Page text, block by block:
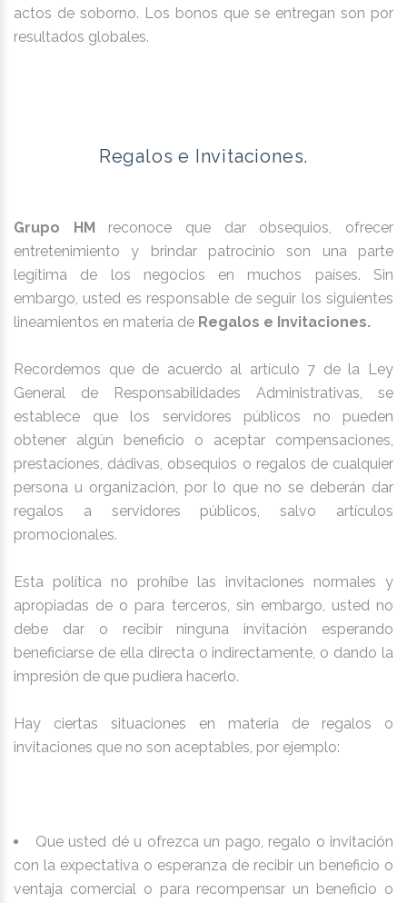
actos de soborno. Los bonos que se entregan son por
resultados globales.
Regalos e Invitaciones.
Grupo HM
reconoce que dar obsequios, ofrecer
entretenimiento y brindar patrocinio son una parte
legítima de los negocios en muchos países. Sin
embargo, usted es responsable de seguir los siguientes
lineamientos en materia de Regalos e Invitaciones.
Recordemos que de acuerdo al artículo 7 de la Ley
General de Responsabilidades Administrativas, se
establece que los servidores públicos no pueden
obtener algún beneficio o aceptar compensaciones,
prestaciones, dádivas, obsequios o regalos de cualquier
persona u organización, por lo que no se deberán dar
regalos a servidores públicos, salvo artículos
promocionales.
Esta política no prohíbe las invitaciones normales y
apropiadas de o para terceros, sin embargo, usted no
debe dar o recibir ninguna invitación esperando
beneficiarse de ella directa o indirectamente, o dando la
impresión de que pudiera hacerlo.
Hay ciertas situaciones en materia de regalos o
invitaciones que no son aceptables, por ejemplo:
Que usted dé u ofrezca un pago, regalo o invitación
con la expectativa o esperanza de recibir un beneficio o
ventaja comercial o para recompensar un beneficio o